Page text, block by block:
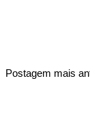
Postagem mais